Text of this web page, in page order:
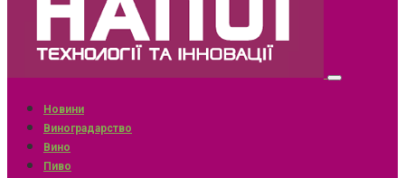
Новини
Виноградарство
Вино
Пиво